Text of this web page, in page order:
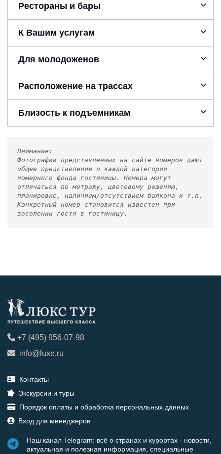
Рестораны и бары
К Вашим услугам
Для молодоженов
Расположение на трассах
Близость к подъемникам
Внимание:
Фотографии представленных на сайте номеров дают
общее представление о каждой категории
номерного фонда гостиницы. Номера могут
отличаться по метражу, цветовому решению,
планировке, наличием/отсутствием балкона и т.п.
Конкретный номер становится известен при
заселении гостя в гостиницу.
+7 (495) 956-07-98
info@luxe.ru
Контакты
Экскурсии и туры
Порядок оплаты и обработка персональных данных
Вход для менеджеров
Наш канал Telegram: всё о странах и курортах - новости,
актуальная и полезная информация, специальные